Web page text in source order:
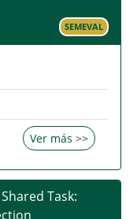
SEMEVAL
Ver más >>
Task: